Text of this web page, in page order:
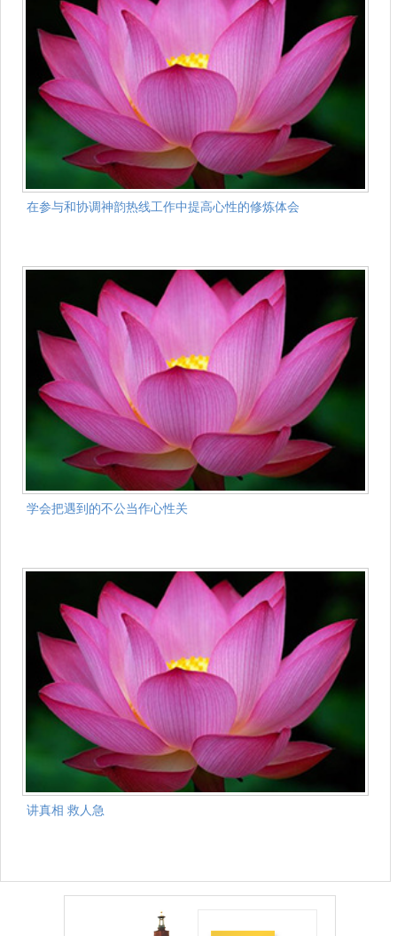
在参与和协调神韵热线工作中提高心性的修炼体会
学会把遇到的不公当作心性关
讲真相 救人急